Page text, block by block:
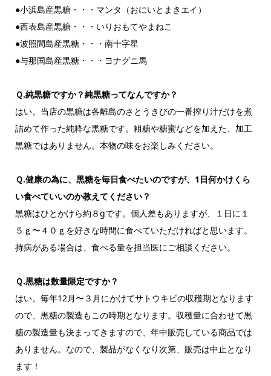
●小浜島産黒糖・・・マンタ（おにいとまきエイ）
●西表島産黒糖・・・いりおもてやまねこ
●波照間島産黒糖・・・南十字星
●与那国島産黒糖・・・ヨナグニ馬
Ｑ.純黒糖ですか？純黒糖ってなんですか？
はい。当店の黒糖は各離島のさとうきびの一番搾り汁だけを煮
詰めて作った純粋な黒糖です。粗糖や糖蜜などを加えた、加工
黒糖ではありません。本物の味をお楽しみください。
Ｑ.健康の為に、黒糖を毎日食べたいのですが、1日何かけくら
い食べていいのか教えてください？
黒糖はひとかけら約８gです。個人差もありますが、１日に１
５ｇ〜４０ｇを好きな時間に食べていただければと思います。
持病がある場合は、食べる量を担当医にご相談ください。
Ｑ.黒糖は数量限定ですか？
はい。毎年12月〜３月にかけてサトウキビの収穫期となります
ので、黒糖の製造もこの時期となります。収穫量に合わせて黒
糖の製造量も決まってきますので、年中販売している商品では
ありません。なので、製品がなくなり次第、販売は中止となり
ます！